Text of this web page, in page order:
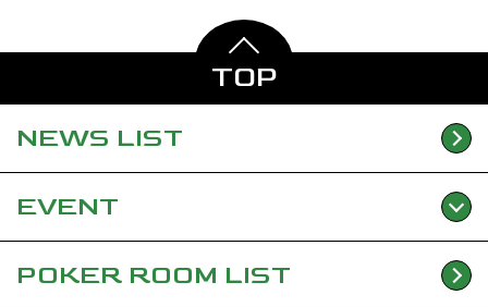
TOP
NEWS LIST
EVENT
POKER ROOM LIST